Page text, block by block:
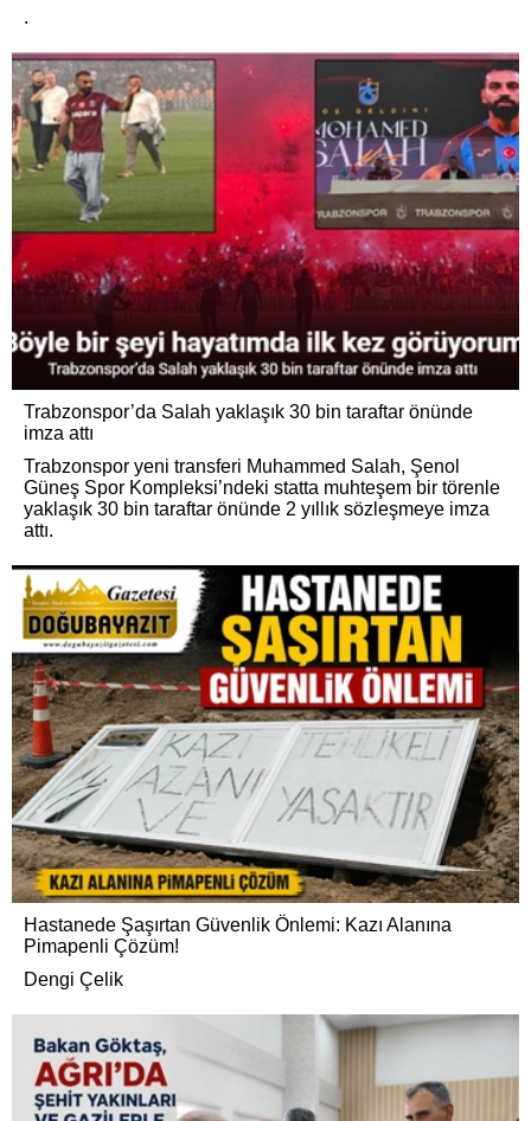
.
Trabzonspor’da Salah yaklaşık 30 bin taraftar önünde
imza attı
Trabzonspor yeni transferi Muhammed Salah, Şenol
Güneş Spor Kompleksi’ndeki statta muhteşem bir törenle
yaklaşık 30 bin taraftar önünde 2 yıllık sözleşmeye imza
attı.
Hastanede Şaşırtan Güvenlik Önlemi: Kazı Alanına
Pimapenli Çözüm!
Dengi Çelik